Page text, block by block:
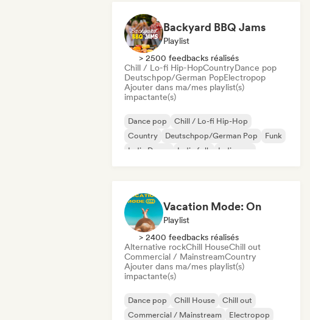
Backyard BBQ Jams
Playlist
> 2500 feedbacks réalisés
Chill / Lo-fi Hip-HopCountryDance pop
Deutschpop/German PopElectropop
Ajouter dans ma/mes playlist(s)
impactante(s)
Dance pop
Chill / Lo-fi Hip-Hop
Country
Deutschpop/German Pop
Funk
Indie Dance
Indie folk Indie pop
Vacation Mode: On
Playlist
> 2400 feedbacks réalisés
Alternative rockChill HouseChill out
Commercial / MainstreamCountry
Ajouter dans ma/mes playlist(s)
impactante(s)
Dance pop Chill House
Chill out
Commercial / Mainstream
Electropop